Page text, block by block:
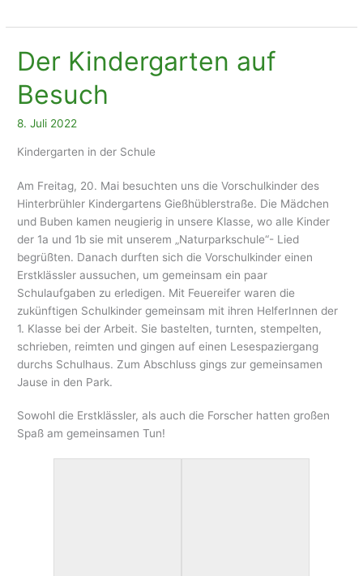
Tag
Wasser
Der Kindergarten auf
Besuch
8. Juli 2022
Kindergarten in der Schule
Am Freitag, 20. Mai besuchten uns die Vorschulkinder des
Hinterbrühler Kindergartens Gießhüblerstraße. Die Mädchen
und Buben kamen neugierig in unsere Klasse, wo alle Kinder
der 1a und 1b sie mit unserem „Naturparkschule“- Lied
begrüßten. Danach durften sich die Vorschulkinder einen
Erstklässler aussuchen, um gemeinsam ein paar
Schulaufgaben zu erledigen. Mit Feuereifer waren die
zukünftigen Schulkinder gemeinsam mit ihren HelferInnen der
1. Klasse bei der Arbeit. Sie bastelten, turnten, stempelten,
schrieben, reimten und gingen auf einen Lesespaziergang
durchs Schulhaus. Zum Abschluss gings zur gemeinsamen
Jause in den Park.
Sowohl die Erstklässler, als auch die Forscher hatten großen
Spaß am gemeinsamen Tun!